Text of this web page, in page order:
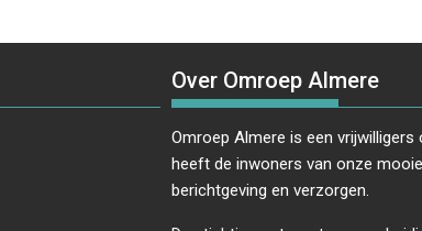
Over Omroep Almere
Omroep Almere is een vrijwilligers
heeft de inwoners van onze
berichtgeving en verzorgen.